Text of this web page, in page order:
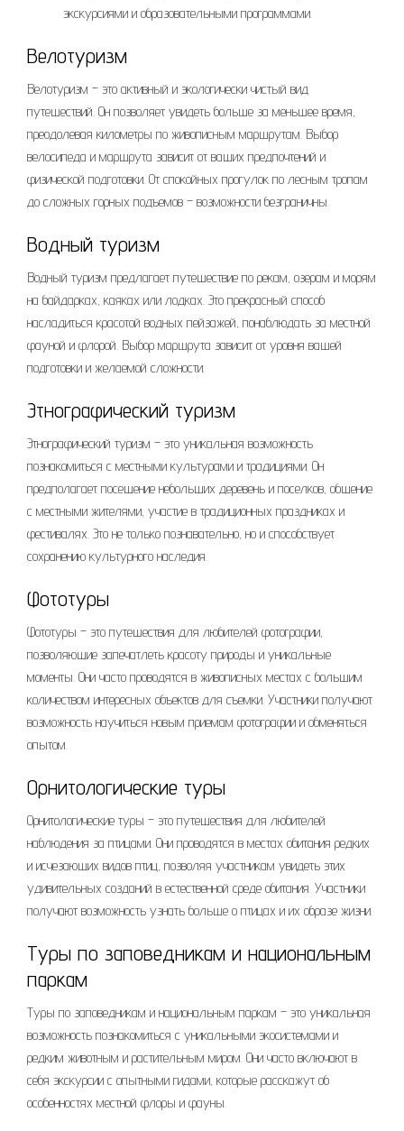
экскурсиями и образовательными программами.
Велотуризм
Велотуризм – это активный и экологически чистый вид
путешествий. Он позволяет увидеть больше за меньшее время,
преодолевая километры по живописным маршрутам. Выбор
велосипеда и маршрута зависит от ваших предпочтений и
физической подготовки. От спокойных прогулок по лесным тропам
до сложных горных подъемов – возможности безграничны.
Водный туризм
Водный туризм предлагает путешествие по рекам, озерам и морям
на байдарках, каяках или лодках. Это прекрасный способ
насладиться красотой водных пейзажей, понаблюдать за местной
фауной и флорой. Выбор маршрута зависит от уровня вашей
подготовки и желаемой сложности.
Этнографический туризм
Этнографический туризм – это уникальная возможность
познакомиться с местными культурами и традициями. Он
предполагает посещение небольших деревень и поселков, общение
с местными жителями, участие в традиционных праздниках и
фестивалях. Это не только познавательно, но и способствует
сохранению культурного наследия.
Фототуры
Фототуры – это путешествия для любителей фотографии,
позволяющие запечатлеть красоту природы и уникальные
моменты. Они часто проводятся в живописных местах с большим
количеством интересных объектов для съемки. Участники получают
возможность научиться новым приемам фотографии и обменяться
опытом.
Орнитологические туры
Орнитологические туры – это путешествия для любителей
наблюдения за птицами. Они проводятся в местах обитания редких
и исчезающих видов птиц, позволяя участникам увидеть этих
удивительных созданий в естественной среде обитания. Участники
получают возможность узнать больше о птицах и их образе жизни.
Туры по заповедникам и национальным
паркам
Туры по заповедникам и национальным паркам – это уникальная
возможность познакомиться с уникальными экосистемами и
редким животным и растительным миром. Они часто включают в
себя экскурсии с опытными гидами, которые расскажут об
особенностях местной флоры и фауны.